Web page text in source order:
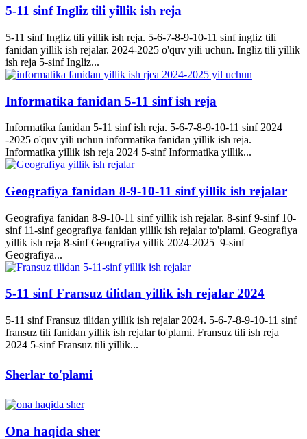
5-11 sinf Ingliz tili yillik ish reja
5-11 sinf Ingliz tili yillik ish reja. 5-6-7-8-9-10-11 sinf ingliz tili
fanidan yillik ish rejalar. 2024-2025 o'quv yili uchun. Ingliz tili yillik
ish reja 5-sinf Ingliz...
Informatika fanidan 5-11 sinf ish reja
Informatika fanidan 5-11 sinf ish reja. 5-6-7-8-9-10-11 sinf 2024
-2025 o'quv yili uchun informatika fanidan yillik ish reja.
Informatika yillik ish reja 2024 5-sinf Informatika yillik...
Geografiya fanidan 8-9-10-11 sinf yillik ish rejalar
Geografiya fanidan 8-9-10-11 sinf yillik ish rejalar. 8-sinf 9-sinf 10-
sinf 11-sinf geografiya fanidan yillik ish rejalar to'plami. Geografiya
yillik ish reja 8-sinf Geografiya yillik 2024-2025 9-sinf
Geografiya...
5-11 sinf Fransuz tilidan yillik ish rejalar 2024
5-11 sinf Fransuz tilidan yillik ish rejalar 2024. 5-6-7-8-9-10-11 sinf
fransuz tili fanidan yillik ish rejalar to'plami. Fransuz tili ish reja
2024 5-sinf Fransuz tili yillik...
Sherlar to'plami
Ona haqida sher